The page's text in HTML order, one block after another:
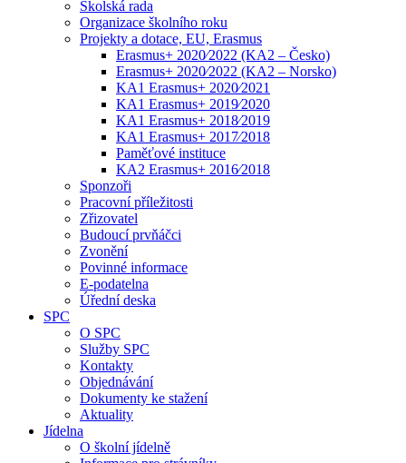
Školská rada
Organizace školního roku
Projekty a dotace, EU, Erasmus
Erasmus+ 2020⁄2022 (KA2 – Česko)
Erasmus+ 2020⁄2022 (KA2 – Norsko)
KA1 Erasmus+ 2020⁄2021
KA1 Erasmus+ 2019⁄2020
KA1 Erasmus+ 2018⁄2019
KA1 Erasmus+ 2017⁄2018
Paměťové instituce
KA2 Erasmus+ 2016⁄2018
Sponzoři
Pracovní příležitosti
Zřizovatel
Budoucí prvňáčci
Zvonění
Povinné informace
E-podatelna
Úřední deska
SPC
O SPC
Služby SPC
Kontakty
Objednávání
Dokumenty ke stažení
Aktuality
Jídelna
O školní jídelně